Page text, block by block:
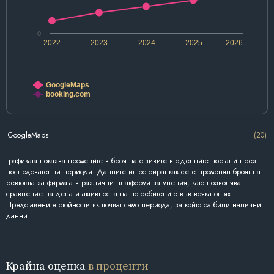
2022 2024 2026
2023 2025
0
GoogleMaps
booking.com
GoogleMaps (20)
Графиката показва промените в броя на отзивите в отделните портали през
последователни периоди. Данните илюстрират как се е променял броят на
ревютата за фирмата в различни платформи за мнения, като позволяват
сравнение на дела и активността на потребителите във всяка от тях.
Представените стойности включват само периода, за който са били налични
данни.
Крайна оценкав проценти